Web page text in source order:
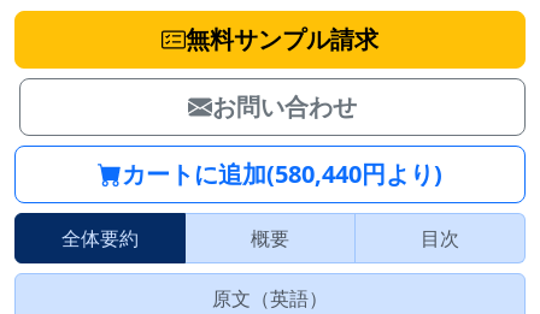
無料サンプル請求
お問い合わせ
カートに追加(580,440円より)
全体要約 概要 目次
原文（英語）